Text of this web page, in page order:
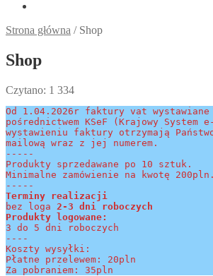
Strona główna / Shop
Shop
Czytano: 1 334
Od 1.04.2026r faktury vat wystawiane
pośrednictwem KSeF (Krajowy System
wystawieniu faktury otrzymają
mailową wraz z jej numerem.
-----
Produkty sprzedawane po 10 sztuk.
Minimalne zamówienie na kwotę 200pln.
-----
Terminy realizacji
bez loga 2-3 dni roboczych
Produkty logowane:
3 do 5 dni roboczych
----
Koszty wysyłki:
Płatne przelewem: 20pln
Za pobraniem: 35pln